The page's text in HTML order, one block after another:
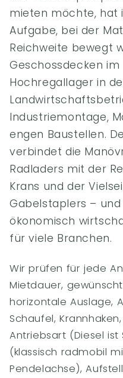
mieten möchte, hat
Aufgabe, bei der
Reichweite bewegt
Geschossdecken im
Hochregallager in
Industriemontage,
engen Baustellen.
verbindet die
Radladers mit der
Krans und der
Gabelstaplers –
ökonomisch
für viele Branchen.
Wir prüfen für jede
Mietdauer,
horizontale Auslage,
Schaufel,
Antriebsart (Diesel ist
(klassisch radmobil
Pendelachse),